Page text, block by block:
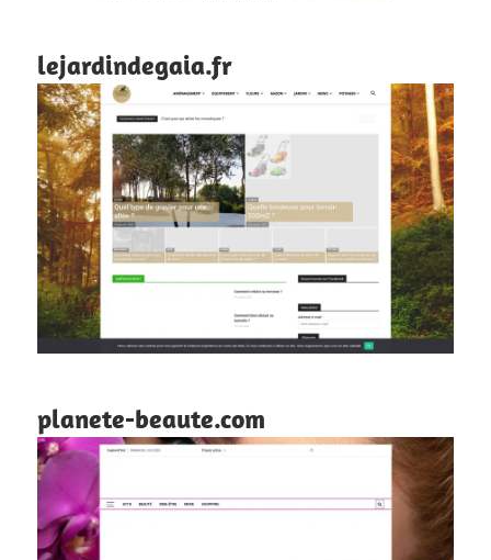
lejardindegaia.fr
planete-beaute.com